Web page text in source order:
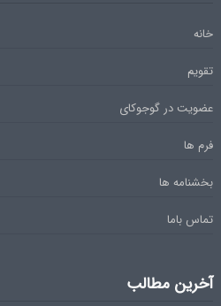
خانه
تقویم
عضویت در گوجوکای
فرم ها
بخشنامه ها
تماس باما
آخرین مطالب